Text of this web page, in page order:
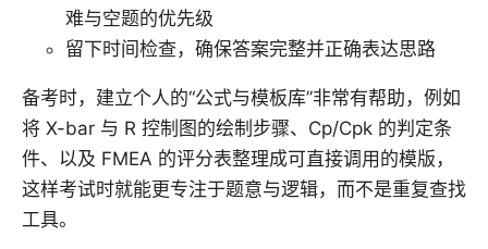
难与空题的优先级
留下时间检查，确保答案完整并正确表达思路
备考时，建立个人的“公式与模板库”非常有帮助，例如
将 X-bar 与 R 控制图的绘制步骤、Cp/Cpk 的判定条
件、以及 FMEA 的评分表整理成可直接调用的模版，
这样考试时就能更专注于题意与逻辑，而不是重复查找
工具。